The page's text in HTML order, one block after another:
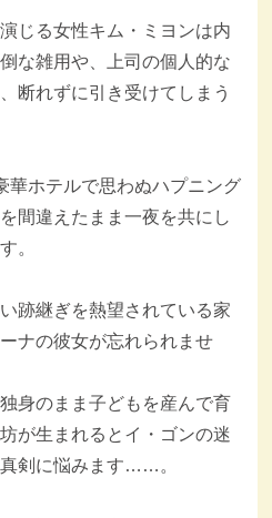
じる女性キム・ミヨンは内
な雑用や、上司の個人的な
断れずに引き受けてしまう
ホテルで思わぬハプニング
間違えたまま一夜を共にし
。
跡継ぎを熱望されている家
ナの彼女が忘れられませ
身のまま子どもを産んで育
が生まれるとイ・ゴンの迷
剣に悩みます……。